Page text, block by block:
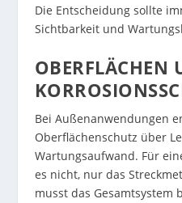
Die Entscheidung sollte
Sichtbarkeit und
OBERFLÄCHEN
Bei Außenanwendungen
Oberflächenschutz über
Wartungsaufwand. Für
es nicht, nur das
musst das Gesamtsystem